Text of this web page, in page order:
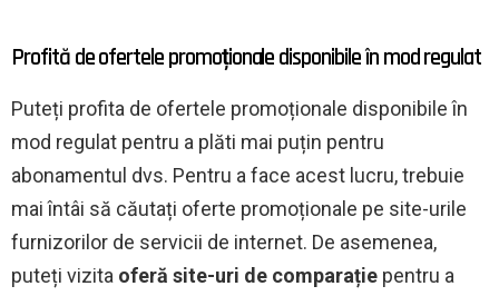
Profită de ofertele promoționale disponibile în mod regulat
Puteți profita de ofertele promoționale disponibile în
mod regulat pentru a plăti mai puțin pentru
abonamentul dvs. Pentru a face acest lucru, trebuie
mai întâi să căutați oferte promoționale pe site-urile
furnizorilor de servicii de internet. De asemenea,
puteți vizita oferă site-uri de comparație pentru a